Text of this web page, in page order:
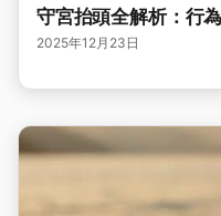
守宮抬頭全解析：行
2025年12月23日